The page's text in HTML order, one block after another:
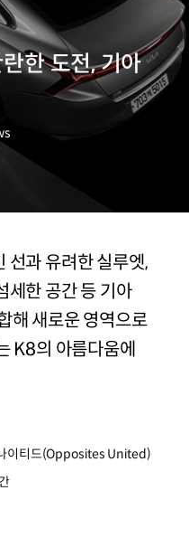
한 도전, 기아
선과 유려한 실루엣,
세한 공간 등 기아
해 새로운 영역으로
K8의 아름다움에
이티드(Opposites United)